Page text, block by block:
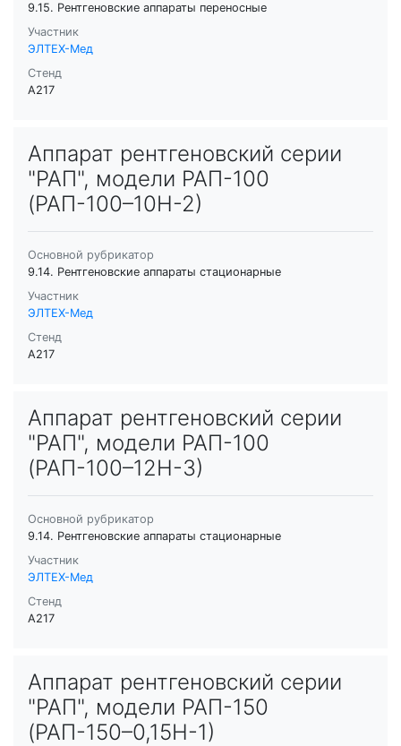
9.15. Рентгеновские аппараты переносные
Участник
ЭЛТЕХ-Мед
Стенд
A217
Аппарат рентгеновский серии
"РАП", модели РАП-100
(РАП-100–10Н-2)
Основной рубрикатор
9.14. Рентгеновские аппараты стационарные
Участник
ЭЛТЕХ-Мед
Стенд
A217
Аппарат рентгеновский серии
"РАП", модели РАП-100
(РАП-100–12Н-3)
Основной рубрикатор
9.14. Рентгеновские аппараты стационарные
Участник
ЭЛТЕХ-Мед
Стенд
A217
Аппарат рентгеновский серии
"РАП", модели РАП-150
(РАП-150–0,15Н-1)